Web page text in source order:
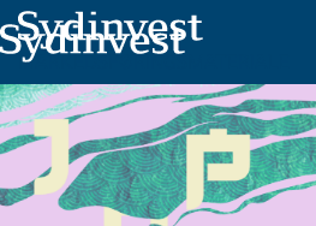
MARKEDSFØRINGSMATERIALE